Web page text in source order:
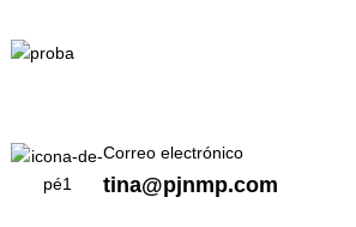
Correo electrónico
tina@pjnmp.com